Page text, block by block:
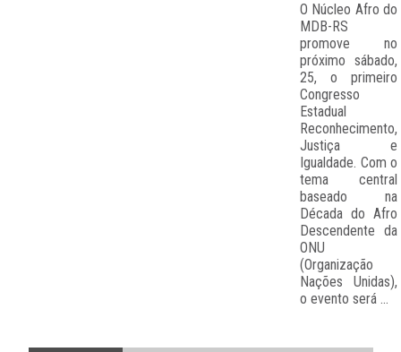
O Núcleo Afro do
MDB-RS
promove no
próximo sábado,
25, o primeiro
Congresso
Estadual
Reconhecimento,
Justiça e
Igualdade. Com o
tema central
baseado na
Década do Afro
Descendente da
ONU
(Organização
Nações Unidas),
o evento será ...